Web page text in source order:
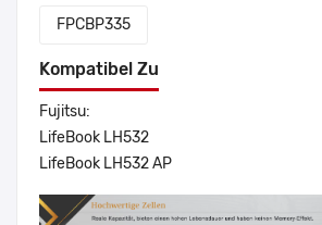
FPCBP335
Kompatibel Zu
Fujitsu:
LifeBook LH532
LifeBook LH532 AP